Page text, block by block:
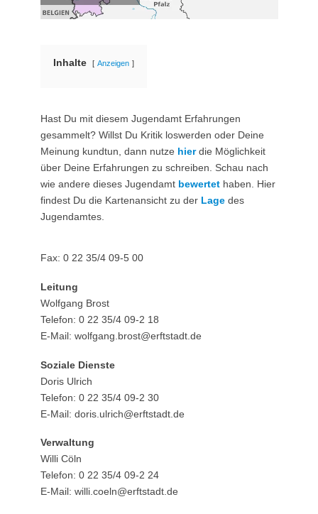
Inhalte Anzeigen
Hast Du mit diesem Jugendamt Erfahrungen
gesammelt? Willst Du Kritik loswerden oder Deine
Meinung kundtun, dann nutze hierdie Möglichkeit
über Deine Erfahrungen zu schreiben. Schau nach
wie andere dieses Jugendamt bewertethaben. Hier
findest Du die Kartenansicht zu der Lagedes
Jugendamtes.
Fax: 0 22 35/4 09-5 00
Leitung
Wolfgang Brost
Telefon: 0 22 35/4 09-2 18
E-Mail: wolfgang.brost@erftstadt.de
Soziale Dienste
Doris Ulrich
Telefon: 0 22 35/4 09-2 30
E-Mail: doris.ulrich@erftstadt.de
Verwaltung
Willi Cöln
Telefon: 0 22 35/4 09-2 24
E-Mail: willi.coeln@erftstadt.de